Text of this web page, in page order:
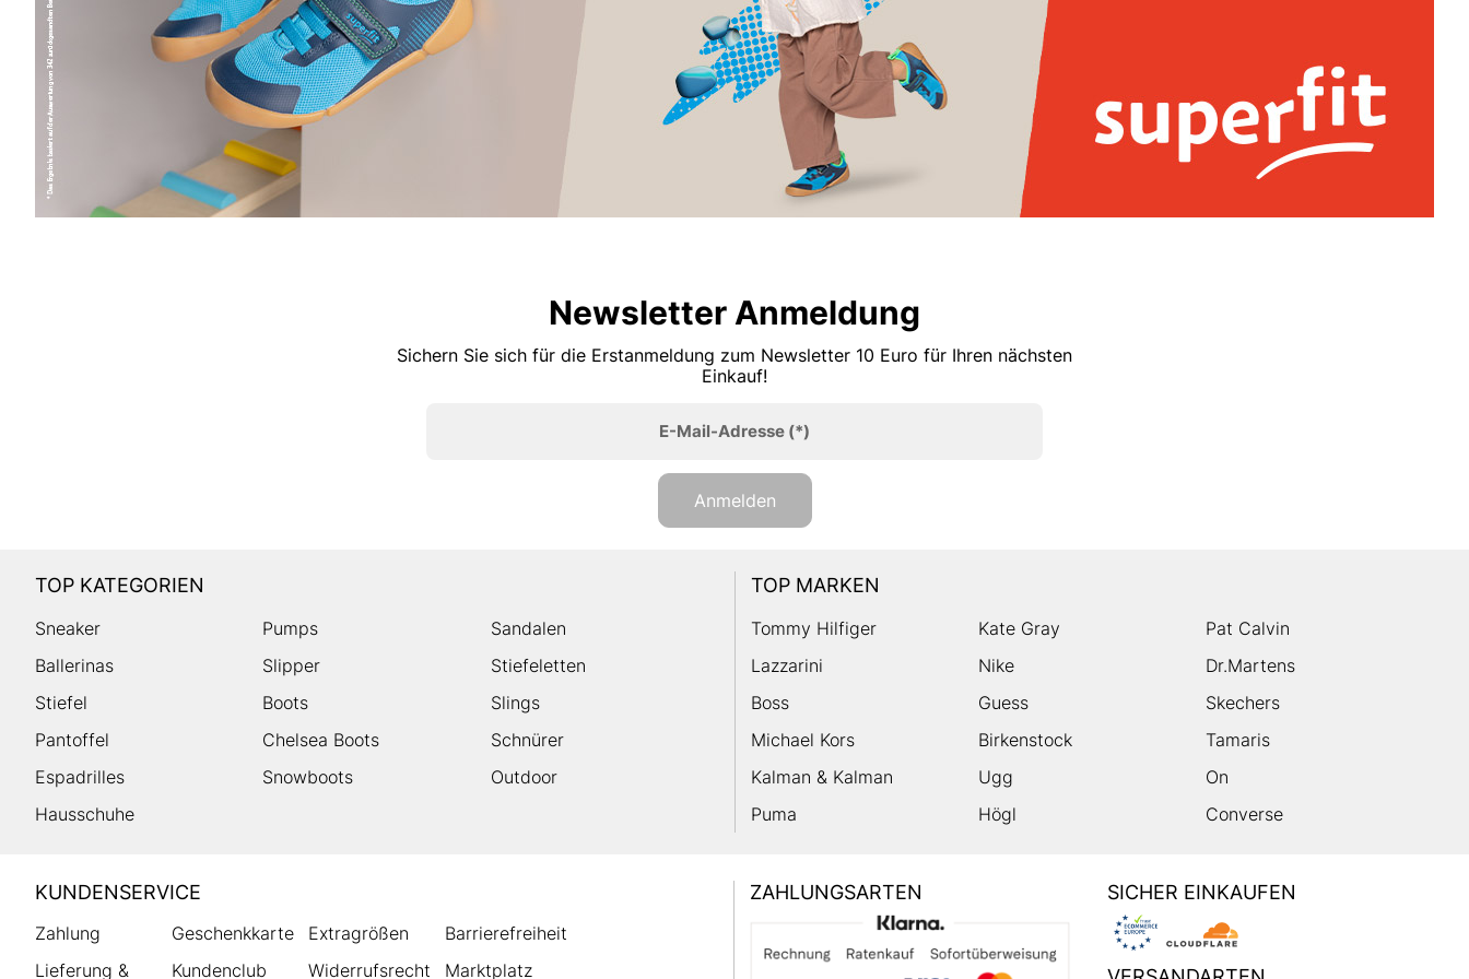
Newsletter Anmeldung
Sichern Sie sich für die Erstanmeldung zum Newsletter 10 Euro für Ihren nächsten
Einkauf!
E-Mail-Adresse(*)
Anmelden
TOP KATEGORIEN
Sneaker Pumps
Sandalen
Ballerinas
Slipper
Stiefeletten
Stiefel
Boots
Slings
Pantoffel
Chelsea Boots
Schnürer
Espadrilles
Snowboots
Outdoor
Hausschuhe
TOP MARKEN
Tommy Hilfiger Kate Gray
Pat Calvin
Lazzarini
Nike
Dr.Martens
Boss
Guess
Skechers
Michael Kors
Birkenstock
Tamaris
Kalman & Kalman
Ugg
On
Puma
Högl Converse
HUMANIC
Footer
KUNDENSERVICE
Zahlung
Lieferung &
Geschenkkarte
Kundenclub
Extragrößen
Widerrufsrecht
Barrierefreiheit
Marktplatz
ZAHLUNGSARTEN SICHER EINKAUFEN